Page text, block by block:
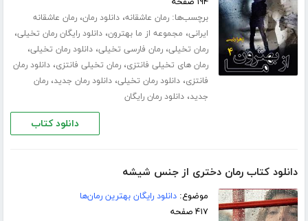
برچسب‌ها:رمان عاشقانه،دانلود رمان،رمان عاشقانه
ایرانی، مجموعه از ما بهترون،دانلود رایگان رمان تخیلی،
رمان تخیلی،رمان فارسی تخیلی،دانلود رمان تخیلی،
رمان های تخیلی فانتزی،رمان تخیلی فانتزی،دانلود رمان
فانتزی،دانلود رمان تخیلی،دانلود رمان جدید،رمان
جدید،دانلود رمان رایگان
دانلود کتاب
دانلود کتاب رمان دختری از جنس شیشه
موضوع:دانلود رایگان بهترین رمان‌ها
۴۱۷ صفحه